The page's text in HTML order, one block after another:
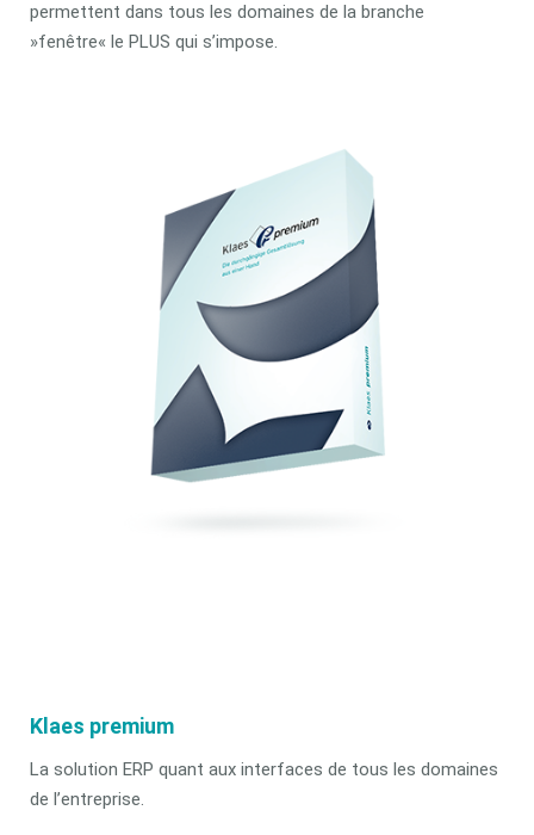
permettent dans tous les domaines de la branche
»fenêtre« le PLUS qui s’impose.
Klaes premium
La solution ERP quant aux interfaces de tous les domaines
de l’entreprise.